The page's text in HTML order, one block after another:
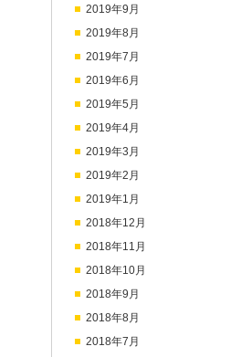
2019年9月
2019年8月
2019年7月
2019年6月
2019年5月
2019年4月
2019年3月
2019年2月
2019年1月
2018年12月
2018年11月
2018年10月
2018年9月
2018年8月
2018年7月